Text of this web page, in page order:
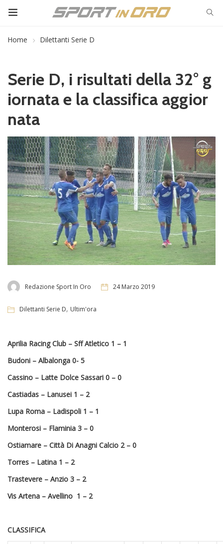
Home Dilettanti Serie D
Serie D, i risultati della 32° g
iornata e la classifica aggior
nata
Redazione Sport In Oro 24 Marzo 2019
Dilettanti Serie D, Ultim'ora
Aprilia Racing Club – Sff Atletico 1 – 1
Budoni – Albalonga 0- 5
Cassino – Latte Dolce Sassari 0 – 0
Castiadas – Lanusei 1 – 2
Lupa Roma – Ladispoli 1 – 1
Monterosi – Flaminia 3 – 0
Ostiamare – Città Di Anagni Calcio 2 – 0
Torres – Latina 1 – 2
Trastevere – Anzio 3 – 2
Vis Artena – Avellino 1 – 2
CLASSIFICA